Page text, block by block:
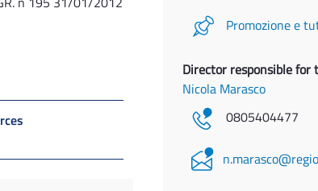
Promozione e
Director responsible for
Nicola Marasco
0805404477